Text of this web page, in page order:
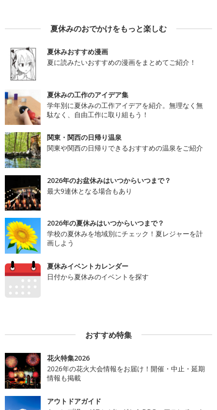
夏休みのおでかけをもっと楽しむ
夏休みおすすめ漫画
夏に読みたいおすすめの漫画をまとめてご紹介！
夏休みの工作のアイデア集
学年別に夏休みの工作アイデアを紹介。無理なく無
駄なく、自由工作に取り組もう！
関東・関西の日帰り温泉
関東や関西の日帰りできるおすすめの温泉をご紹介
2026年のお盆休みはいつからいつまで？
最大9連休となる場合もあり
2026年の夏休みはいつからいつまで？
学校の夏休みを地域別にチェック！夏レジャーを計
画しよう
夏休みイベントカレンダー
日付から夏休みのイベントを探す
おすすめ特集
花火特集2026
2026年の花火大会情報をお届け！開催・中止・延期
情報も掲載
アウトドアガイド